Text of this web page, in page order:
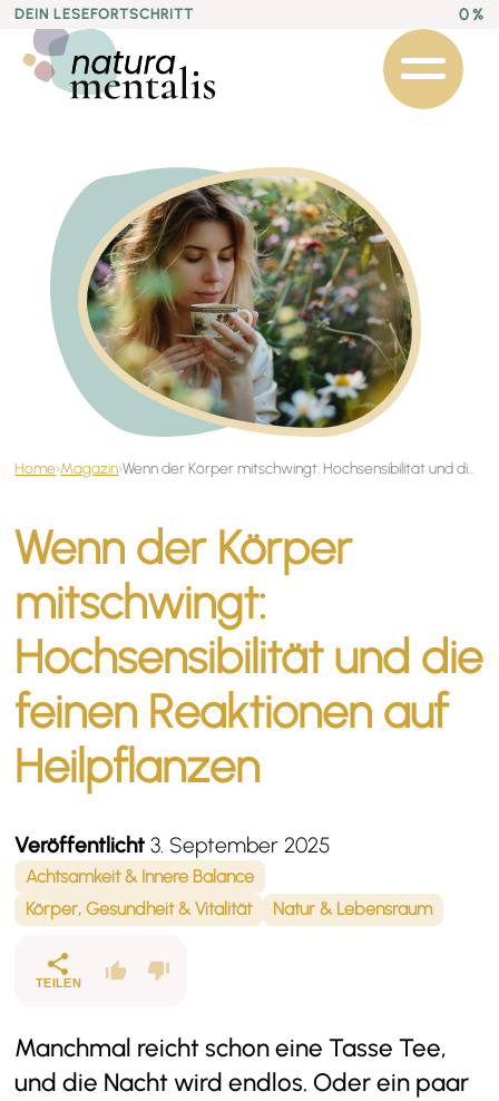
DEIN LESEFORTSCHRITT 0 %
Home›Magazin› Wenn der Körper mitschwingt: Hochsensibilität und die feinen Reaktionen auf Heilpflanzen
Wenn der Körper
mitschwingt:
Hochsensibilität und die
feinen Reaktionen auf
Heilpflanzen
Veröffentlicht 3. September 2025
Achtsamkeit & Innere Balance
Körper, Gesundheit & Vitalität
Natur & Lebensraum
TEILEN
Manchmal reicht schon eine Tasse Tee,
und die Nacht wird endlos. Oder ein paar